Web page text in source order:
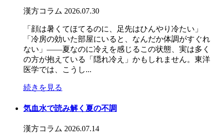
漢方コラム 2026.07.30
「顔は暑くてほてるのに、足先はひんやり冷たい」
「冷房の効いた部屋にいると、なんだか体調がすぐれ
ない」――夏なのに冷えを感じるこの状態、実は多く
の方が抱えている「隠れ冷え」かもしれません。東洋
医学では、こうし...
続きを見る
気血水で読み解く夏の不調
漢方コラム 2026.07.14